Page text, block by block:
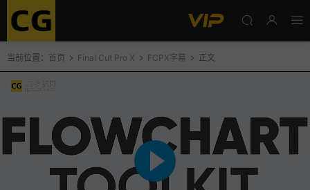
当前位置： 首页 Final Cut Pro X FCPX字幕 正文